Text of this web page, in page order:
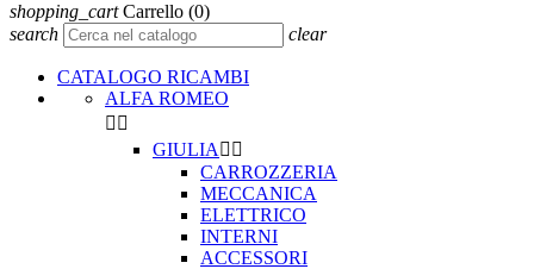
shopping_cart Carrello (0)
search
clear
CATALOGO RICAMBI
ALFA ROMEO
 
GIULIA  
CARROZZERIA
MECCANICA
ELETTRICO
INTERNI
ACCESSORI